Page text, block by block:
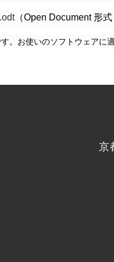
（Open Document 形式
す。お使いのソフトウェアに
京